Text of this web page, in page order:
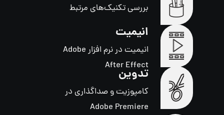
بررسی تکنیک‌های مرتبط
انیمیت
انیمیت در نرم افزار Adobe
After Effect
تدوین
کامپوزیت و صداگذاری در
Adobe Premiere